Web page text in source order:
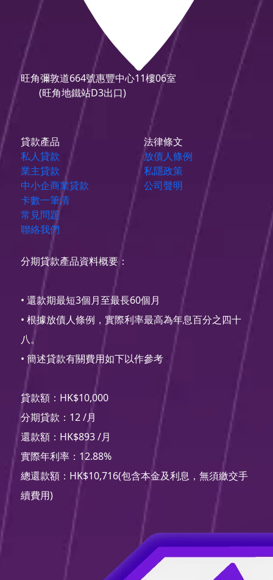
旺角彌敦道664號惠豐中心11樓06室
(旺角地鐵站D3出口)
貸款產品
私人貸款
業主貸款
中小企商業貸款
卡數一筆清
常見問題
聯絡我們
法律條文
放債人條例
私隱政策
公司聲明
分期貸款產品資料概要：
• 還款期最短3個月至最長60個月
• 根據放債人條例，實際利率最高為年息百分之四十
八。
• 簡述貸款有關費用如下以作參考
貸款額：HK$10,000
分期貸款：12 /月
還款額：HK$893 /月
實際年利率：12.88%
總還款額：HK$10,716(包含本金及利息，無須繳交手
續費用)